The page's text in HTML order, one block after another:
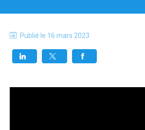
Publié le 16 mars 2023